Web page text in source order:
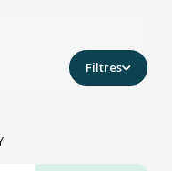
Filtres